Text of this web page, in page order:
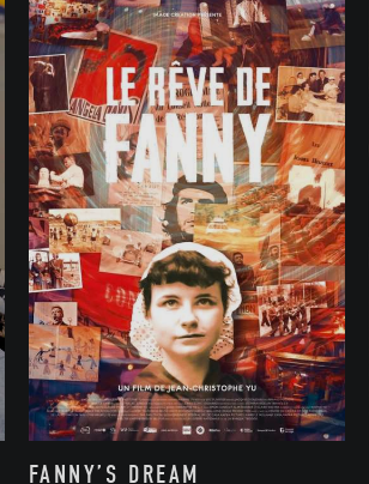
FANNY’S DREAM